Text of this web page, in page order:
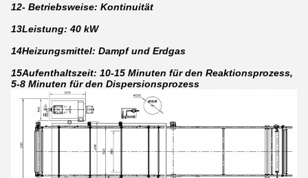
12- Betriebsweise: Kontinuität
13Leistung: 40 kW
14Heizungsmittel: Dampf und Erdgas
15Aufenthaltszeit: 10-15 Minuten für den Reaktionsprozess,
5-8 Minuten für den Dispersionsprozess